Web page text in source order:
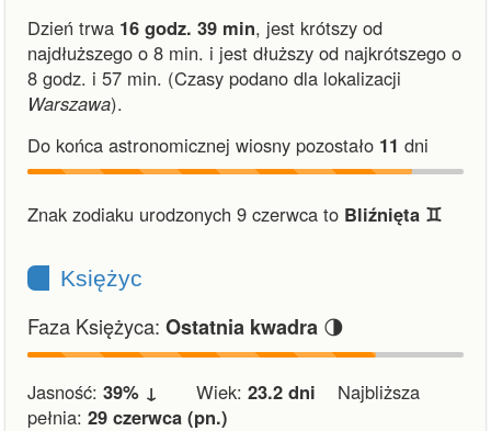
Dzień trwa 16 godz. 39 min, jest krótszy od
najdłuższego o 8 min. i jest dłuższy od najkrótszego o
8 godz. i 57 min. (Czasy podano dla lokalizacji
Warszawa).
Do końca astronomicznej wiosny pozostało 11 dni
Znak zodiaku urodzonych 9 czerwca to Bliźnięta ♊︎
Księżyc
Faza Księżyca: Ostatnia kwadra 🌗
Jasność: 39% ↓ Wiek: 23.2 dni Najbliższa
pełnia: 29 czerwca (pn.)